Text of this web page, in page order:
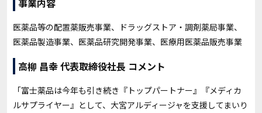
事業内容
医薬品等の配置薬販売事業、ドラッグストア・調剤薬局事業、
医薬品製造事業、医薬品研究開発事業、医療用医薬品販売事業
高柳 昌幸 代表取締役社長 コメント
「富士薬品は今年も引き続き『トップパートナー』『メディカ
ルサプライヤー』として、大宮アルディージャを支援してまいり